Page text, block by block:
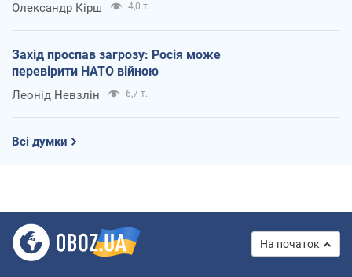
Олександр Кірш 4,0 т.
Захід проспав загрозу: Росія може
перевірити НАТО війною
Леонід Невзлін 6,7 т.
Всі думки
На початок